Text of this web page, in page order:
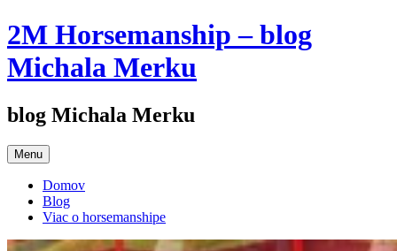
Preskočiť
na
obsah
2M Horsemanship – blog
Michala Merku
blog Michala Merku
Menu
Domov
Blog
Viac o horsemanshipe